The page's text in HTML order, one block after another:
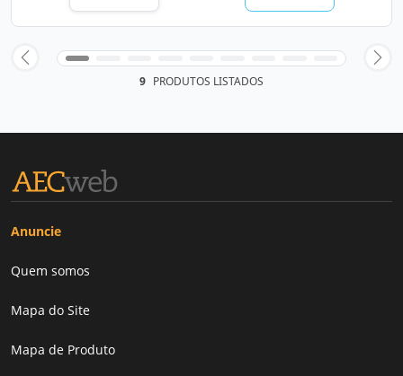
9 PRODUTOS LISTADOS
Anuncie
Quem somos
Mapa do Site
Mapa de Produto